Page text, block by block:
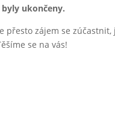
byly ukončeny.
přesto zájem se
se na vás!